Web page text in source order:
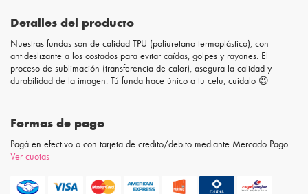
Detalles del producto
Nuestras fundas son de calidad TPU (poliuretano termoplástico), con
antideslizante a los costados para evitar caídas, golpes y rayones. El
proceso de sublimación (transferencia de calor), asegura la calidad y
durabilidad de la imagen. Tú funda hace único a tu celu, cuidalo 😉
Formas de pago
Pagá en efectivo o con tarjeta de credito/debito mediante Mercado Pago.
Ver cuotas